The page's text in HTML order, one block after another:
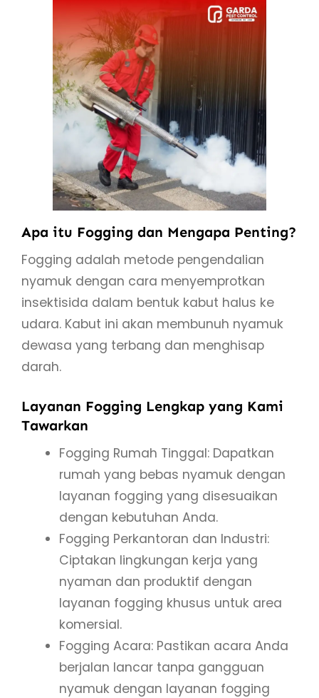
Apa itu Fogging dan Mengapa Penting?
Fogging adalah metode pengendalian
nyamuk dengan cara menyemprotkan
insektisida dalam bentuk kabut halus ke
udara. Kabut ini akan membunuh nyamuk
dewasa yang terbang dan menghisap
darah.
Layanan Fogging Lengkap yang Kami
Tawarkan
Fogging Rumah Tinggal: Dapatkan
rumah yang bebas nyamuk dengan
layanan fogging yang disesuaikan
dengan kebutuhan Anda.
Fogging Perkantoran dan Industri:
Ciptakan lingkungan kerja yang
nyaman dan produktif dengan
layanan fogging khusus untuk area
komersial.
Fogging Acara: Pastikan acara Anda
berjalan lancar tanpa gangguan
nyamuk dengan layanan fogging